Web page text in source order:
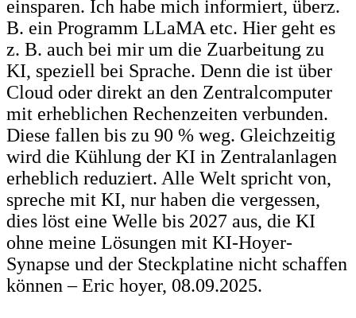
einsparen. Ich habe mich informiert, überz.
B. ein Programm LLaMA etc. Hier geht es
z. B. auch bei mir um die Zuarbeitung zu
KI, speziell bei Sprache. Denn die ist über
Cloud oder direkt an den Zentralcomputer
mit erheblichen Rechenzeiten verbunden.
Diese fallen bis zu 90 % weg. Gleichzeitig
wird die Kühlung der KI in Zentralanlagen
erheblich reduziert. Alle Welt spricht von,
spreche mit KI, nur haben die vergessen,
dies löst eine Welle bis 2027 aus, die KI
ohne meine Lösungen mit KI-Hoyer-
Synapse und der Steckplatine nicht schaffen
können – Eric hoyer, 08.09.2025.